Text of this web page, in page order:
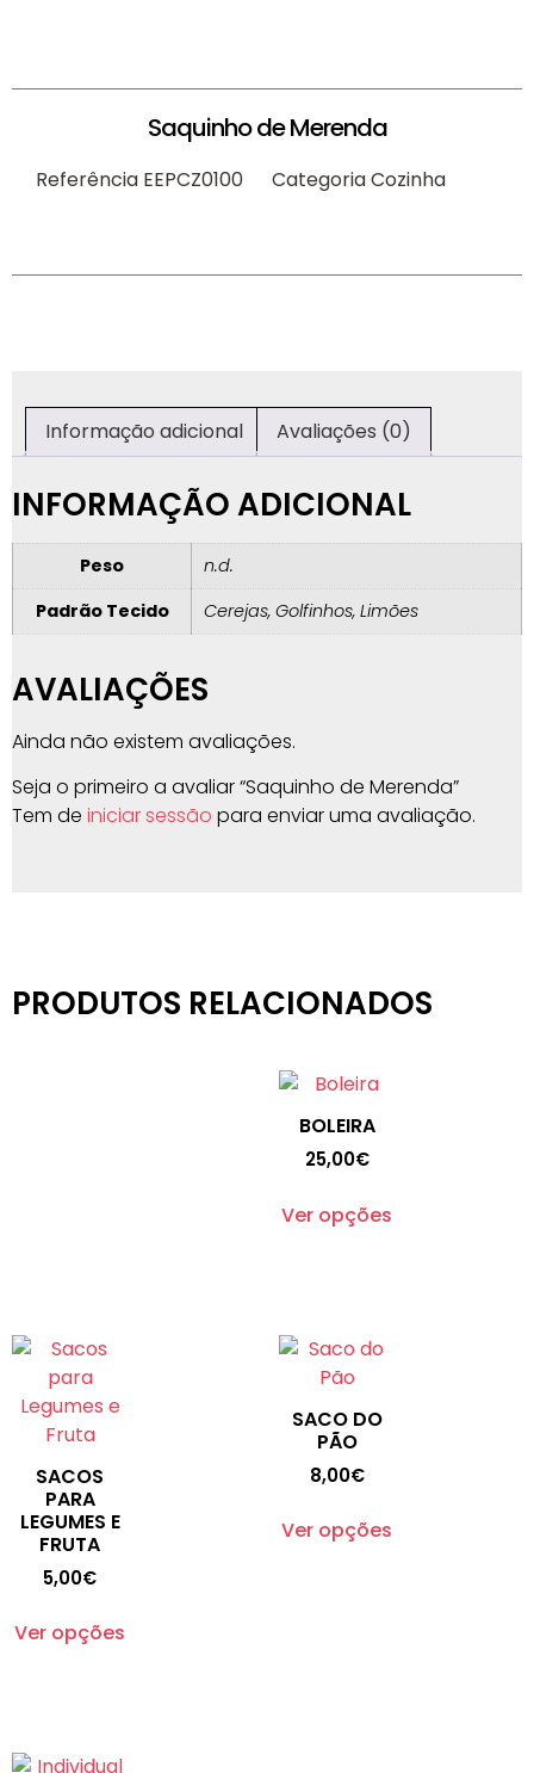
Saquinho de Merenda
Referência EEPCZ0100 CategoriaCozinha
Informação adicional Avaliações (0)
INFORMAÇÃO ADICIONAL
Peso
n.d.
Padrão Tecido
Cerejas, Golfinhos, Limões
AVALIAÇÕES
Ainda não existem avaliações.
Seja o primeiro a avaliar “Saquinho de Merenda”
Tem de iniciar sessão para enviar uma avaliação.
PRODUTOS RELACIONADOS
BOLEIRA
25,00€
Ver opções
SACOS
PARA
LEGUMES E
FRUTA
5,00€
Ver opções
SACO DO
PÃO
8,00€
Ver opções